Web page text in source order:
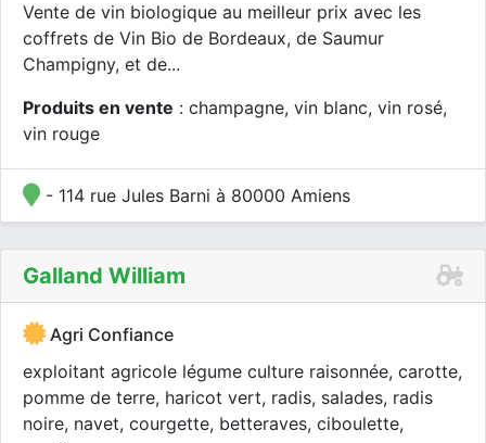
Vente de vin biologique au meilleur prix avec les
coffrets de Vin Bio de Bordeaux, de Saumur
Champigny, et de...
Produits en vente : champagne, vin blanc, vin rosé,
vin rouge
- 114 rue Jules Barni à 80000 Amiens
Galland William
Agri Confiance
exploitant agricole légume culture raisonnée, carotte,
pomme de terre, haricot vert, radis, salades, radis
noire, navet, courgette, betteraves, ciboulette,